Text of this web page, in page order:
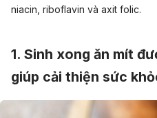
niacin, riboflavin và axit folic.
1. Sinh xong ăn mít
giúp cải thiện sức